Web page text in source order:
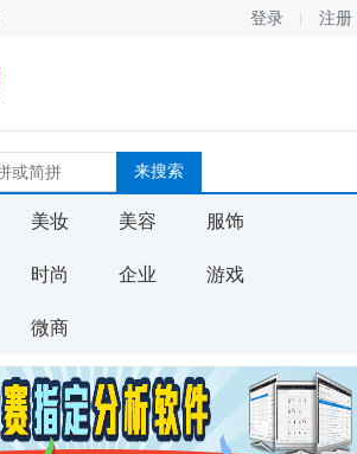
登录 注册
美妆 美容 服饰
时尚 企业 游戏
微商